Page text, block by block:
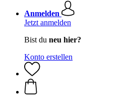
Anmelden
Jetzt anmelden
Bist du neu hier?
Konto erstellen